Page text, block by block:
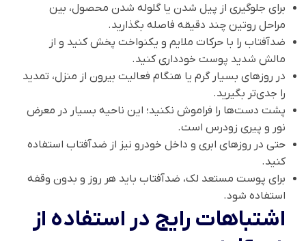
برای جلوگیری از پیل شدن یا گلوله شدن محصول، بین
مراحل روتین چند دقیقه فاصله بگذارید.
ضدآفتاب را با حرکات ملایم و یکنواخت پخش کنید و از
مالش شدید پوست خودداری کنید.
در روزهای بسیار گرم یا هنگام فعالیت بیرون از منزل، تمدید
را جدی‌تر بگیرید.
پشت دست‌ها را فراموش نکنید؛ این ناحیه بسیار در معرض
نور و پیری زودرس است.
حتی در روزهای ابری و داخل خودرو نیز از ضدآفتاب استفاده
کنید.
برای پوست مستعد لک، ضدآفتاب باید هر روز و بدون وقفه
استفاده شود.
اشتباهات رایج در استفاده از